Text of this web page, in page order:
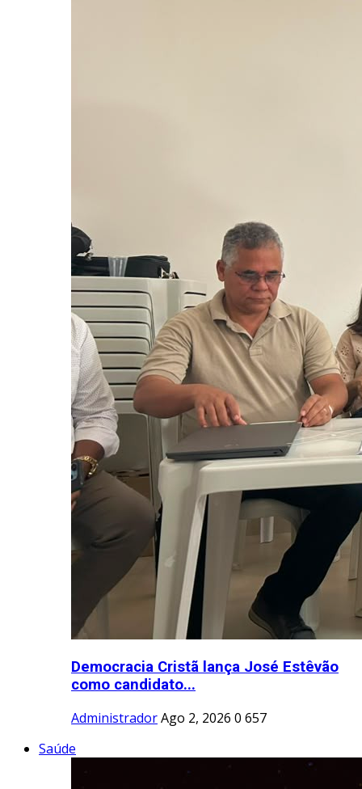
Democracia Cristã lança José Estêvão
como candidato...
AdministradorAgo 2, 2026 0 657
Saúde